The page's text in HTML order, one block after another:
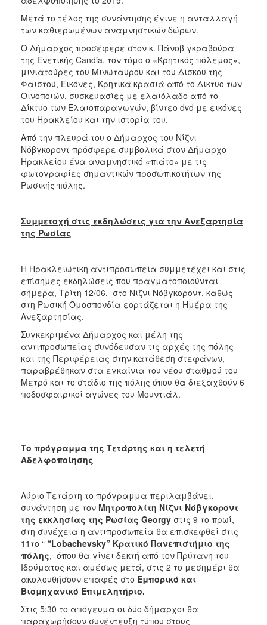
Μετά το τέλος της συνάντησης έγινε η ανταλλαγή
των καθιερωμένων αναμνηστικών δώρων.
Ο Δήμαρχος προσέφερε στον κ. Πάνοβ γκραβούρα
της Ενετικής Candia, τον τόμο ο «Κρητικός πόλεμος»,
μινιατούρες του Μινώταυρου και του Δίσκου της
Φαιστού, Εικόνες, Κρητικά κρασιά από το Δίκτυο των
Οινοποιών, συσκευασίες με ελαιόλαδο από το
Δίκτυο των Ελαιοπαραγωγών, βίντεο dvd με εικόνες
του Ηρακλείου και την ιστορία του.
Από την πλευρά του ο Δήμαρχος του Νίζνι
Νόβγκοροντ πρόσφερε συμβολικά στον Δήμαρχο
Ηρακλείου ένα αναμνηστικό «πιάτο» με τις
φωτογραφίες σημαντικών προσωπικοτήτων της
Ρωσικής πόλης.
Συμμετοχή στις εκδηλώσεις για την Ανεξαρτησία
της Ρωσίας
Η Ηρακλειώτικη αντιπροσωπεία συμμετέχει και στις
επίσημες εκδηλώσεις που πραγματοποιούνται
σήμερα, Τρίτη 12/06, στο Νίζνι Νόβγκοροντ, καθώς
στη Ρωσική Ομοσπονδία εορτάζεται η Ημέρα της
Ανεξαρτησίας.
Συγκεκριμένα Δήμαρχος και μέλη της
αντιπροσωπείας συνόδευσαν τις αρχές της πόλης
και της Περιφέρειας στην κατάθεση στεφάνων,
παραβρέθηκαν στα εγκαίνια του νέου σταθμού του
Μετρό και το στάδιο της πόλης όπου θα διεξαχθούν 6
ποδοσφαιρικοί αγώνες του Μουντιάλ.
Το πρόγραμμα της Τετάρτης και η τελετή
Αδελφοποίησης
Αύριο Tετάρτη το πρόγραμμα περιλαμβάνει,
συνάντηση με τον Μητροπολίτη Νίζνι Νόβγκοροντ
της εκκλησίας της Ρωσίας Georgy στις 9 το πρωί,
στη συνέχεια η αντιπροσωπεία θα επισκεφθεί στις
11το “ “Lobachevsky” Κρατικό Πανεπιστήμιο της
πόλης, όπου θα γίνει δεκτή από τον Πρύτανη του
Ιδρύματος και αμέσως μετά, στις 2 το μεσημέρι θα
ακολουθήσουν επαφές στο Εμπορικό και
Βιομηχανικό Επιμελητήριο.
Στις 5:30 το απόγευμα οι δύο δήμαρχοι θα
παραχωρήσουν συνέντευξη τύπου στους